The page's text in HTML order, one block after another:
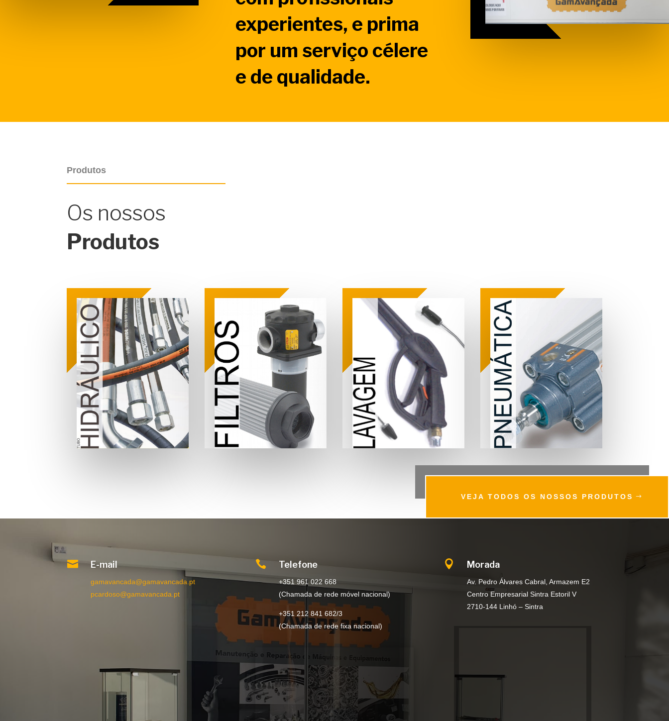
experientes, e prima
por um serviço célere
e de qualidade.
Produtos
Os nossos
Produtos
VEJA TODOS OS NOSSOS PRODUTOS
 E-mail
gamavancada@gamavancada.pt
pcardoso@gamavancada.pt
 Telefone
+351 961 022 668
(Chamada de rede móvel nacional)
+351 212 841 682/3
(Chamada de rede fixa nacional)
 Morada
Av. Pedro Álvares Cabral, Armazem E2
Centro Empresarial Sintra Estoril V
2710-144 Linhó – Sintra